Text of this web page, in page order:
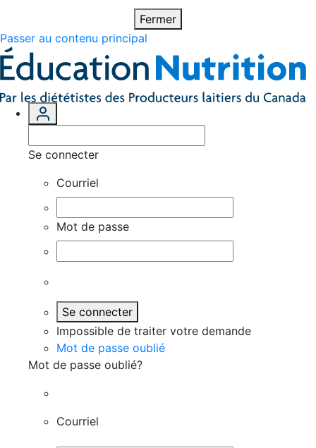
Fermer
Passer au contenu principal
Se connecter
Courriel
Mot de passe
Se connecter
Impossible de traiter votre demande
Mot de passe oublié
Mot de passe oublié?
Courriel